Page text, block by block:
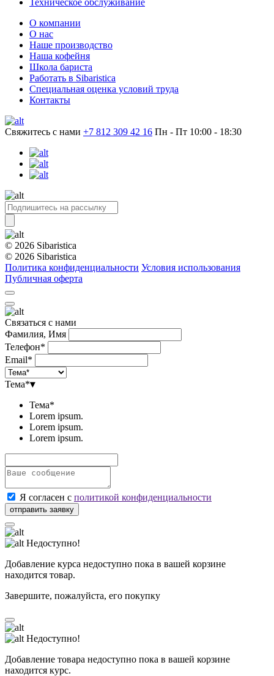
О компании
О нас
Наше производство
Наша кофейня
Школа бариста
Работать в Sibaristica
Специальная оценка условий труда
Контакты
Свяжитесь с нами +7 812 309 42 16 Пн - Пт 10:00 - 18:30
© 2026 Sibaristica
© 2026 Sibaristica
Политика конфиденциальности Условия использования
Публичная оферта
Связаться с нами
Фамилия, Имя
Телефон*
Email*
Тема*▾
Тема*
Lorem ipsum.
Lorem ipsum.
Lorem ipsum.
Я согласен с политикой конфиденциальности
Недоступно!
Добавление курса недоступно пока в вашей корзине
находится товар.
Завершите, пожалуйста, его покупку
Недоступно!
Добавление товара недоступно пока в вашей корзине
находится курс.